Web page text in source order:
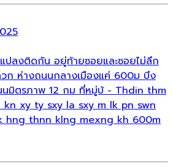
ปลงติดกัน อยู่ท้ายซอยและซอยไม่ลึก
วก ห่างถนนกลางเมืองแค่ 600ม บึง
นมิตรภาพ 12 กม ที่หมู่บ้ - Thdin thm
xy ty sxy la sxy m lk pn swn
hng thnn klng mexng kh 600m